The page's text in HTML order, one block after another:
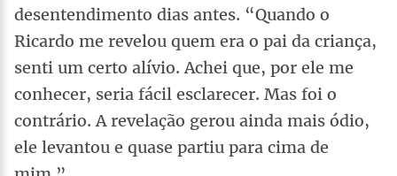
desentendimento dias antes. “Quando o
Ricardo me revelou quem era o pai da criança,
senti um certo alívio. Achei que, por ele me
conhecer, seria fácil esclarecer. Mas foi o
contrário. A revelação gerou ainda mais ódio,
ele levantou e quase partiu para cima de